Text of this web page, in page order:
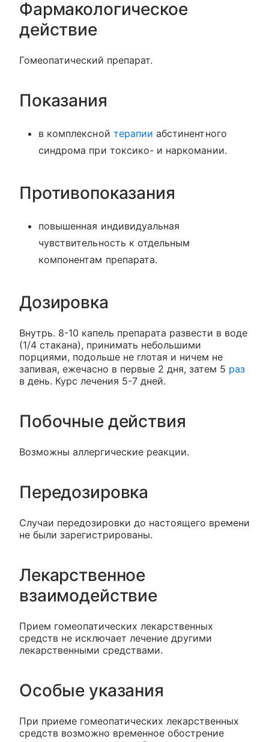
Фармакологическое
действие
Гомеопатический препарат.
Показания
в комплексной терапии абстинентного
синдрома при токсико- и наркомании.
Противопоказания
повышенная индивидуальная
чувствительность к отдельным
компонентам препарата.
Дозировка
Внутрь. 8-10 капель препарата развести в воде
(1/4 стакана), принимать небольшими
порциями, подольше не глотая и ничем не
запивая, ежечасно в первые 2 дня, затем 5 раз
в день. Курс лечения 5-7 дней.
Побочные действия
Возможны аллергические реакции.
Передозировка
Случаи передозировки до настоящего времени
не были зарегистрированы.
Лекарственное
взаимодействие
Прием гомеопатических лекарственных
средств не исключает лечение другими
лекарственными средствами.
Особые указания
При приеме гомеопатических лекарственных
средств возможно временное обострение